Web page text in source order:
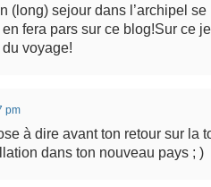
(long) sejour dans l’archipel
fera pars sur ce blog!Sur ce
voyage!
pm
à dire avant ton retour sur la
dans ton nouveau pays ; )